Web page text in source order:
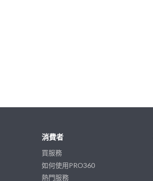
消費者
買服務
如何使用PRO360
熱門服務